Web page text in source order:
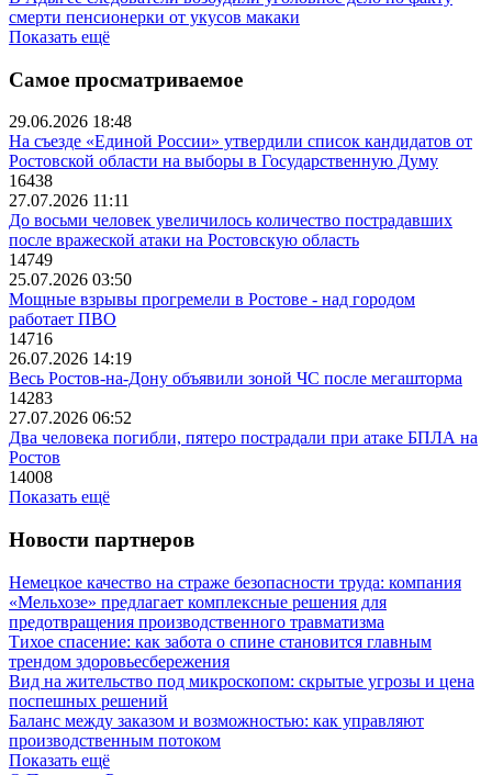
смерти пенсионерки от укусов макаки
Показать ещё
Самое просматриваемое
29.06.2026 18:48
На съезде «Единой России» утвердили список кандидатов от
Ростовской области на выборы в Государственную Думу
16438
27.07.2026 11:11
До восьми человек увеличилось количество пострадавших
после вражеской атаки на Ростовскую область
14749
25.07.2026 03:50
Мощные взрывы прогремели в Ростове - над городом
работает ПВО
14716
26.07.2026 14:19
Весь Ростов-на-Дону объявили зоной ЧС после мегашторма
14283
27.07.2026 06:52
Два человека погибли, пятеро пострадали при атаке БПЛА на
Ростов
14008
Показать ещё
Новости партнеров
Немецкое качество на страже безопасности труда: компания
«Мельхозе» предлагает комплексные решения для
предотвращения производственного травматизма
Тихое спасение: как забота о спине становится главным
трендом здоровьесбережения
Вид на жительство под микроскопом: скрытые угрозы и цена
поспешных решений
Баланс между заказом и возможностью: как управляют
производственным потоком
Показать ещё